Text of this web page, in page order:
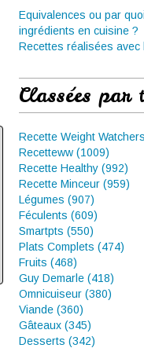
Equivalences ou par
ingrédients en cuisine ?
Recettes réalisées avec
Classées par
Recette Weight
Recetteww (1009)
Recette Healthy (992)
Recette Minceur (959)
Légumes (907)
Féculents (609)
Smartpts (550)
Plats Complets (474)
Fruits (468)
Guy Demarle (418)
Omnicuiseur (380)
Viande (360)
Gâteaux (345)
Desserts (342)